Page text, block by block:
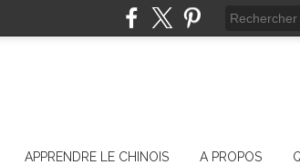
APPRENDRE LE CHINOIS A PROPOS